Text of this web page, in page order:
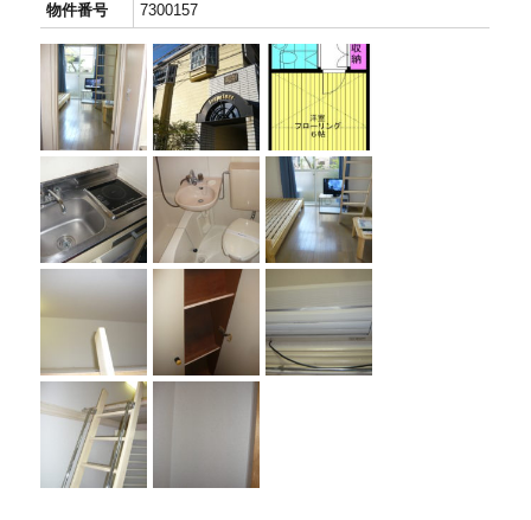
物件番号
7300157